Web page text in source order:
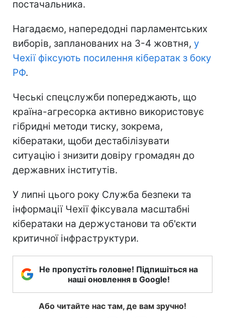
постачальника.
Нагадаємо, напередодні парламентських
виборів, запланованих на 3-4 жовтня, у
Чехії фіксують посилення кібератак з боку
РФ.
Чеські спецслужби попереджають, що
країна-агресорка активно використовує
гібридні методи тиску, зокрема,
кібератаки, щоби дестабілізувати
ситуацію і знизити довіру громадян до
державних інститутів.
У липні цього року Служба безпеки та
інформації Чехії фіксувала масштабні
кібератаки на держустанови та об'єкти
критичної інфраструктури.
Не пропустіть головне! Підпишіться на
наші оновлення в Google!
Або читайте нас там, де вам зручно!